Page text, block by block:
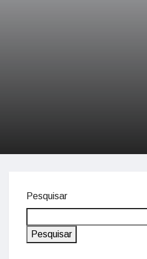
Pesquisar
Pesquisar